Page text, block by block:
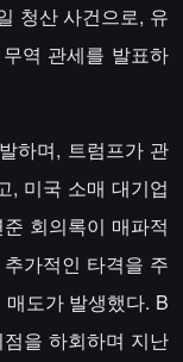
청산 사건으로, 유
역 관세를 발표하
하며, 트럼프가 관
, 미국 소매 대기업
회의록이 매파적
가적인 타격을 주
도가 발생했다. B
을 하회하며 지난